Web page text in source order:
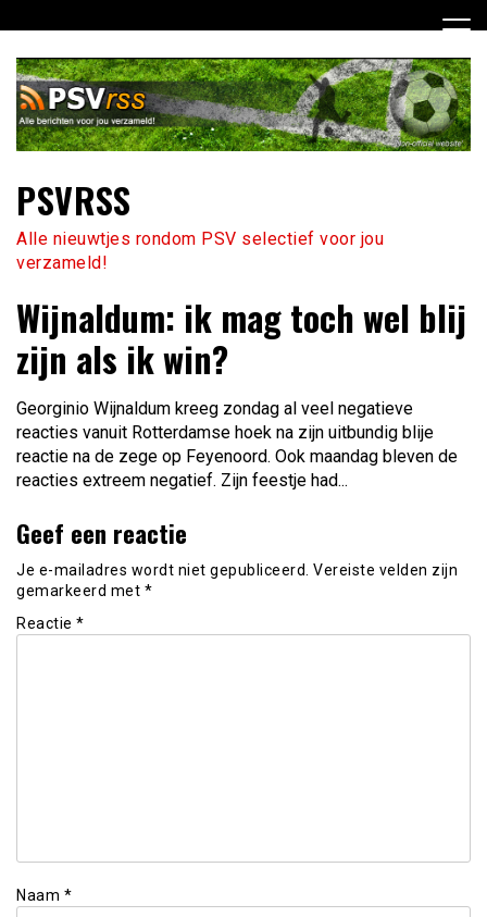
naar
inhoud
PSVRSS
Alle nieuwtjes rondom PSV selectief voor jou
verzameld!
Wijnaldum: ik mag toch wel blij
zijn als ik win?
Georginio Wijnaldum kreeg zondag al veel negatieve
reacties vanuit Rotterdamse hoek na zijn uitbundig blije
reactie na de zege op Feyenoord. Ook maandag bleven de
reacties extreem negatief. Zijn feestje had...
Geef een reactie
Je e-mailadres wordt niet gepubliceerd. Vereiste velden zijn
gemarkeerd met *
Reactie *
Naam *